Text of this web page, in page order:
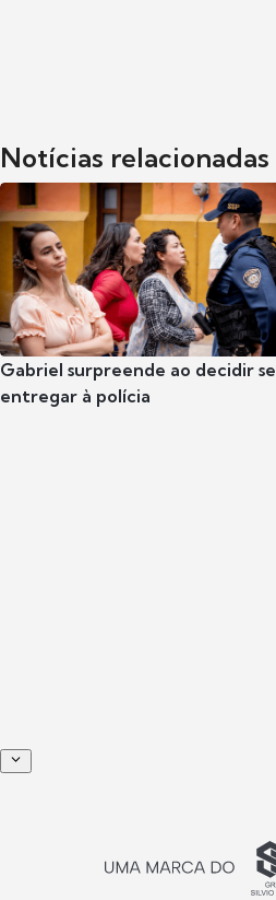
Notícias relacionadas
Gabriel surpreende ao decidir se
entregar à polícia